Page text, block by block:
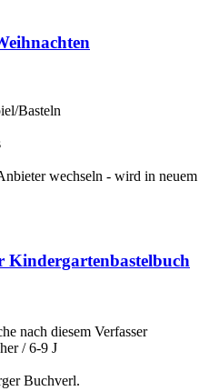
Basteln
wechseln - wird in neuem
Kindergartenbastelbuch
nach diesem Verfasser
/ 6-9 J
Buchverl.